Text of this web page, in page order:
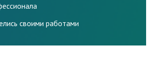
своими работами